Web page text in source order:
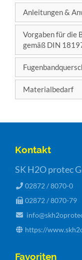
Anleitungen &
Vorgaben für die
gemäß DIN
Materialbedarf
Kontakt
SK H2O protec
02872 / 8070-0
02872 / 8070-79
https://
Favoriten